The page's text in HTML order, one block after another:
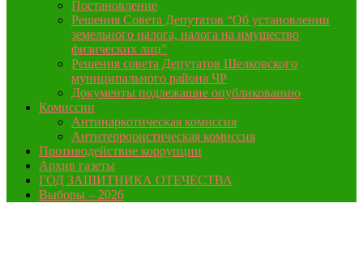
Постановление
Решения Совета Депутатов “Об установлении
земельного налога, налога на имущество
физических лиц”
Решения совета Депутатов Шелковского
муниципального района ЧР
Документы подлежащие опубликованию
Комиссии
Антинаркотическая комиссия
Антитеррористическая комиссия
Противодействие коррупции
Архив газеты
ГОД ЗАЩИТНИКА ОТЕЧЕСТВА
Выборы – 2026